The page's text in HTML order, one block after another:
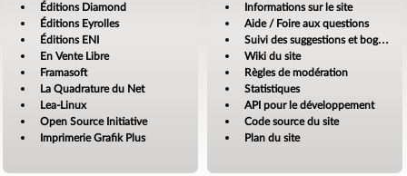
Éditions Diamond
Éditions Eyrolles
Éditions ENI
En Vente Libre
Framasoft
La Quadrature du Net
Lea-Linux
Open Source Initiative
Imprimerie Grafik Plus
Informations sur le site
Aide / Foire aux questions
Suivi des suggestions et bogues
Wiki du site
Règles de modération
Statistiques
API pour le développement
Code source du site
Plan du site